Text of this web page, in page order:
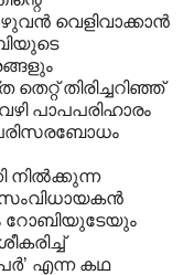
വെളിവാക്കാൻ
തിരിച്ചറിഞ്ഞ്
പാപപരിഹാരം
നിൽക്കുന്ന
റോബിയുടേയും
എന്ന കഥ